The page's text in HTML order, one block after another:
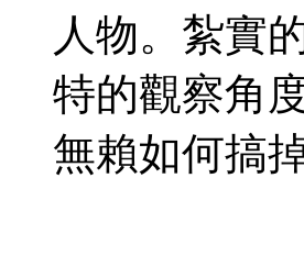
人物。紮實
特的觀察角
無賴如何搞